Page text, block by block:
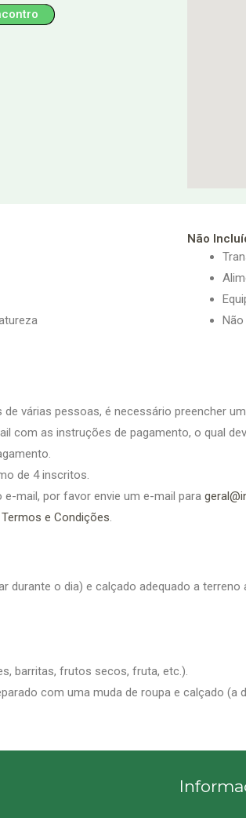
Não
várias pessoas, é necessário preencher
com as instruções de pagamento, o qual
de 4 inscritos.
mail, por favor envie um e-mail para
Termos e Condições
durante o dia) e calçado adequado a
barritas, frutos secos, fruta, etc.).
com uma muda de roupa e calçado